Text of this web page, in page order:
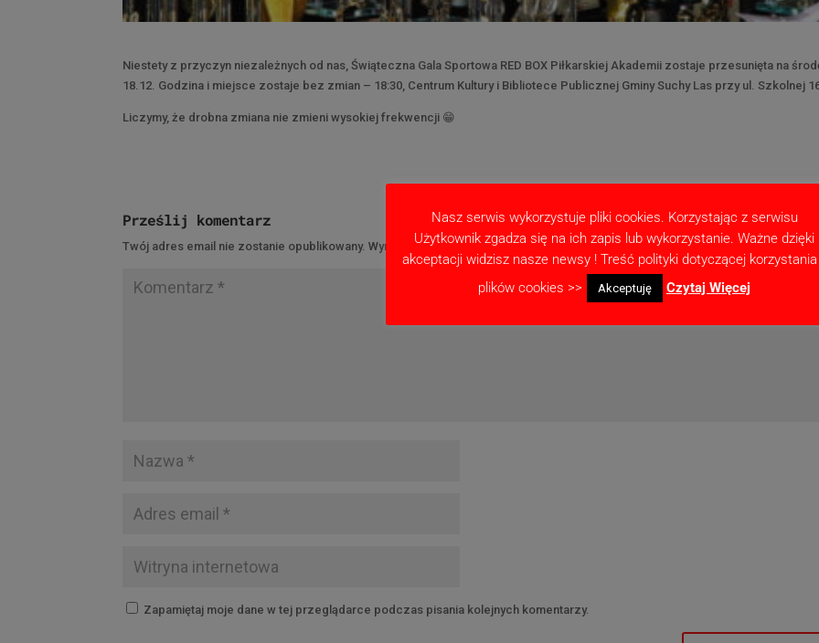
Niestety z przyczyn niezależnych od nas, Świąteczna Gala Sportowa RED BOX Piłkarskiej Akademii zostaje przesunięta na
18.12. Godzina i miejsce zostaje bez zmian – 18:30, Centrum Kultury i Bibliotece Publicznej Gminy Suchy Las przy ul. Szkolnej
Liczymy, że drobna zmiana nie zmieni wysokiej frekwencji 😁
Prześlij komentarz
Twój adres email nie zostanie opublikowany. Wymagane pola są oznaczone*
Zapamiętaj moje dane w tej przeglądarce podczas pisania kolejnych komentarzy.
Nasz serwis wykorzystuje pliki cookies. Korzystając z serwisu
Użytkownik zgadza się na ich zapis lub wykorzystanie. Ważne dzięki
akceptacji widzisz nasze newsy ! Treść polityki dotyczącej
plików cookies >>
Akceptuję Czytaj Więcej